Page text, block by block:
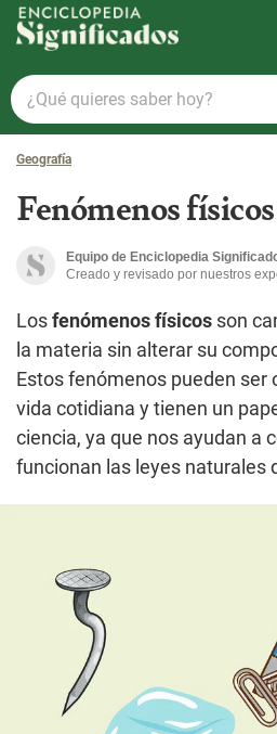
Enciclopedia Significados
¿Qué
quieres
saber
hoy?
Geografía
Fenómenos físicos
Equipo de Enciclopedia
Creado y revisado por nuestros
Los fenómenos físicos son
la materia sin alterar su
Estos fenómenos pueden ser
vida cotidiana y tienen un
ciencia, ya que nos ayudan a
funcionan las leyes naturales